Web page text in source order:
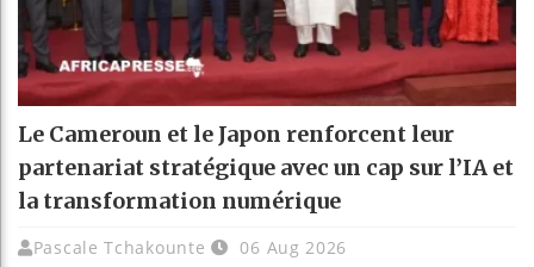
Le Cameroun et le Japon renforcent leur
partenariat stratégique avec un cap sur l’IA et
la transformation numérique
Pascale Tchakounte 06 Aug 2026